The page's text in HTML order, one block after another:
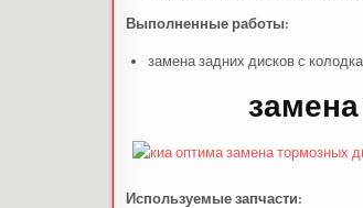
Выполненные работы:
замена задних дисков с
Используемые запчасти: